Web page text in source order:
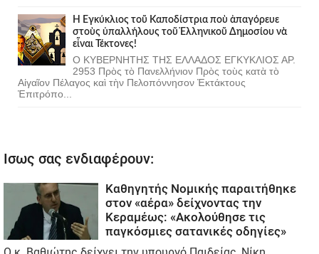
Ἡ Ἐγκύκλιος τοῦ Καποδίστρια ποὺ ἀπαγόρευε
στοὺς ὑπαλλήλους τοῦ Ἑλληνικοῦ Δημοσίου νὰ
εἶναι Τέκτονες!
Ο ΚΥΒΕΡΝΗΤΗΣ ΤΗΣ ΕΛΛΑΔΟΣ ΕΓΚΥΚΛΙΟΣ ΑΡ.
2953 Πρὸς τὸ Πανελλήνιον Πρὸς τοὺς κατὰ τὸ
Αἰγαῖον Πέλαγος καὶ τὴν Πελοπόννησον Ἐκτάκτους
Ἐπιτρόπο...